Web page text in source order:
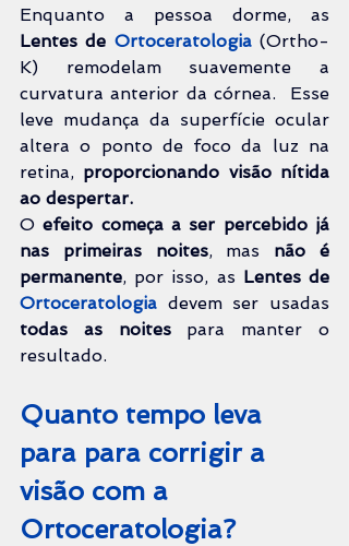
Lentes de Ortoceratologia (Ortho-
K) remodelam suavemente a
curvatura anterior da córnea.  Esse
leve mudança da superfície ocular
altera o ponto de foco da luz na
retina, proporcionando visão nítida
ao despertar.
O efeito começa a ser percebido já
nas primeiras noites, mas não é
permanente, por isso, as
Ortoceratologia
todas as noites para manter o
resultado.
Quanto tempo leva
para para corrigir a
visão com a
Ortoceratologia?